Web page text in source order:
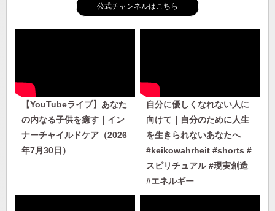
公式チャンネルはこちら
【YouTubeライブ】あなた
の内なる子供を癒す｜イン
ナーチャイルドケア（2026
年7月30日）
自分に優しくなれない人に
向けて｜自分のために人生
を生きられないあなたへ
#keikowahrheit #shorts #
スピリチュアル #現実創造
#エネルギー